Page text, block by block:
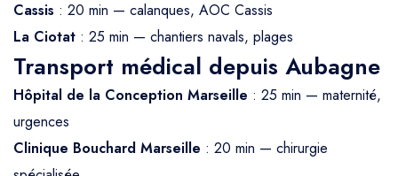
Cassis : 20 min — calanques, AOC Cassis
La Ciotat : 25 min — chantiers navals, plages
Transport médical depuis Aubagne
Hôpital de la Conception Marseille : 25 min — maternité,
urgences
Clinique Bouchard Marseille : 20 min — chirurgie